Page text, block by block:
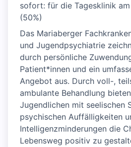
sofort: für die Tagesklinik
(50%)
Das Mariaberger
und Jugendpsychiatrie
durch persönliche
Patient*innen und ein
Angebot aus. Durch voll-,
ambulante Behandlung
Jugendlichen mit seelischen
psychischen Auffälligkeiten
Intelligenzminderungen die
Lebensweg positiv zu